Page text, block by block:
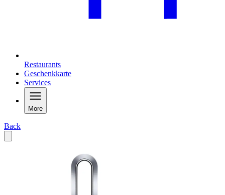
Restaurants
Geschenkkarte
Services
More
Back